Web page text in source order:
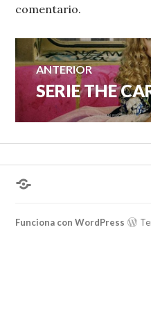
comentario.
de
entradas
ANTERIOR
Entrada
anterior:
SERIE THE
Funciona con WordPress